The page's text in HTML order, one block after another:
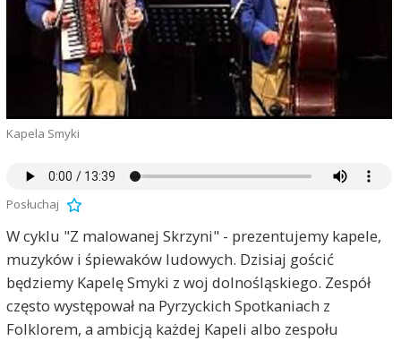
Kapela Smyki
Posłuchaj
W cyklu "Z malowanej Skrzyni" - prezentujemy kapele,
muzyków i śpiewaków ludowych. Dzisiaj gościć
będziemy Kapelę Smyki z woj dolnośląskiego. Zespół
często występował na Pyrzyckich Spotkaniach z
Folklorem, a ambicją każdej Kapeli albo zespołu